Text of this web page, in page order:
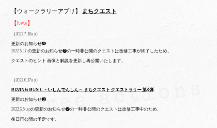
【ウォークラリーアプリ】
まちクエスト
【New】
（2022.7.10up）
更新のお知らせ❹
2022.6.17 の更新のお知らせ❷の一時非公開のクエストは改修工事が終了したため、
クエストのヒント 画像と解説を更新し再公開いたします。
（2022.6.17up）
MOVING MUSIC ～いしんでんしん～ まちクエスト クエストラリー 第3弾
更新のお知らせ❸
2022.6.5 upの更新のお知らせ❷の一時非公開のクエストは改修工事中のため、
後日再公開の予定です。